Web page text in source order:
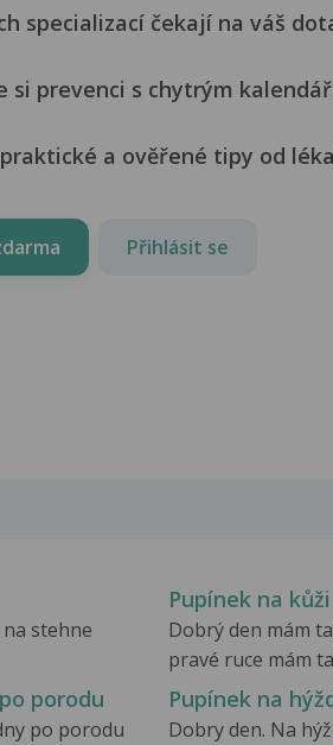
specializací čekají na váš
si prevenci s chytrým
a ověřené tipy od
Přihlásit se
stehne
Pupínek na kůži
Dobrý den mám
pravé ruce mám
porodu
po porodu
Pupínek na
Dobry den. Na